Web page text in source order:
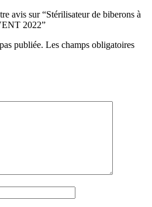
avis sur “Stérilisateur de biberons à
2022”
publiée. Les champs obligatoires